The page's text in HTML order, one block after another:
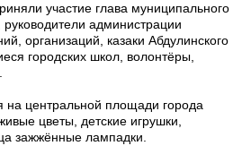
участие глава муниципального
администрации
организаций, казаки Абдулинского
городских школ, волонтёры,
на центральной площади города
цветы, детские игрушки,
зажжённые лампадки.